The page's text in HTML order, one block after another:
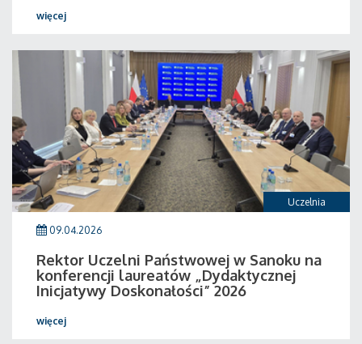
więcej
Uczelnia
09.04.2026
Rektor Uczelni Państwowej w Sanoku na
konferencji laureatów „Dydaktycznej
Inicjatywy Doskonałości” 2026
więcej